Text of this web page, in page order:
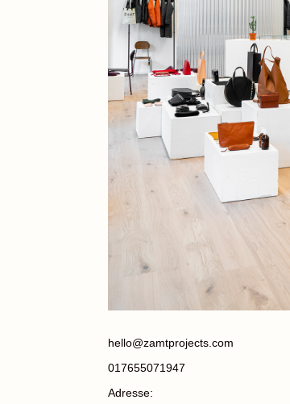
hello@zamtprojects.com
017655071947
Adresse: